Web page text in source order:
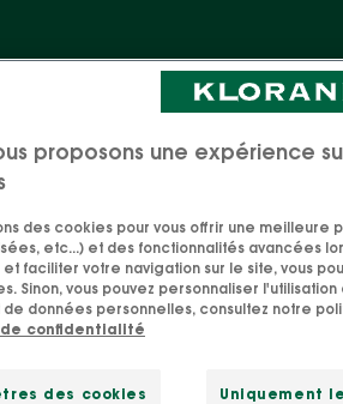
Nos soins
Grenade, connue pour ses
de soins pour les cheveux
proposons une expérience
des cookies pour vous offrir une meilleure
etc...) et des fonctionnalités avancées
et faciliter votre navigation sur le site, vous
Sinon, vous pouvez personnaliser
données personnelles, consultez notre
confidentialité
des cookies Uniquement